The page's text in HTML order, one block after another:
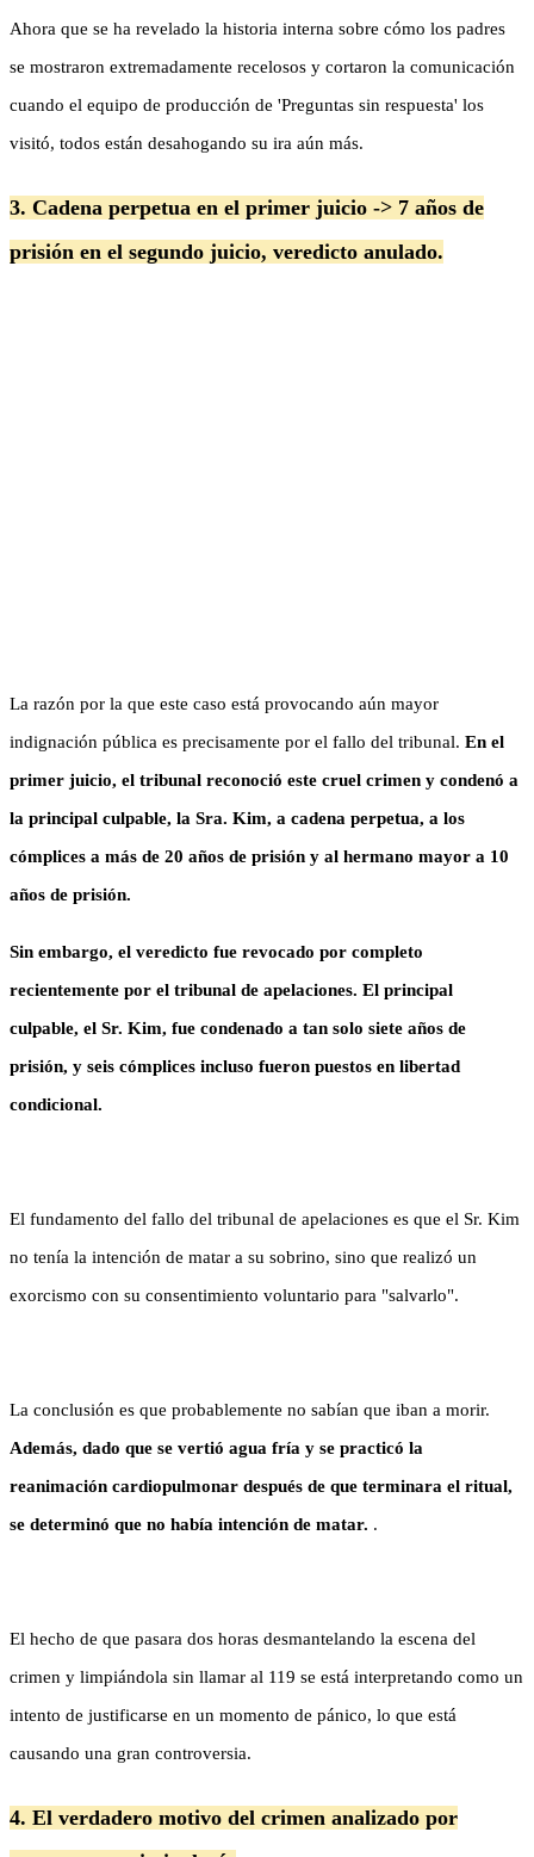
Ahora que se ha revelado la historia interna sobre cómo los padres
se mostraron extremadamente recelosos y cortaron la comunicación
cuando el equipo de producción de 'Preguntas sin respuesta' los
visitó, todos están desahogando su ira aún más.
3. Cadena perpetua en el primer juicio -> 7 años de
prisión en el segundo juicio, veredicto anulado.
La razón por la que este caso está provocando aún mayor
indignación pública es precisamente por el fallo del tribunal. En el
primer juicio, el tribunal reconoció este cruel crimen y condenó a
la principal culpable, la Sra. Kim, a cadena perpetua, a los
cómplices a más de 20 años de prisión y al hermano mayor a 10
años de prisión.
Sin embargo, el veredicto fue revocado por completo
recientemente por el tribunal de apelaciones. El principal
culpable, el Sr. Kim, fue condenado a tan solo siete años de
prisión, y seis cómplices incluso fueron puestos en libertad
condicional.
El fundamento del fallo del tribunal de apelaciones es que el Sr. Kim
no tenía la intención de matar a su sobrino, sino que realizó un
exorcismo con su consentimiento voluntario para "salvarlo".
La conclusión es que probablemente no sabían que iban a morir.
Además, dado que se vertió agua fría y se practicó la
reanimación cardiopulmonar después de que terminara el ritual,
se determinó que no había intención de matar. .
El hecho de que pasara dos horas desmantelando la escena del
crimen y limpiándola sin llamar al 119 se está interpretando como un
intento de justificarse en un momento de pánico, lo que está
causando una gran controversia.
4. El verdadero motivo del crimen analizado por